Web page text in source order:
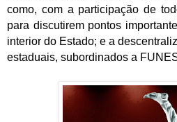
como, com a participação de
para discutirem pontos
interior do Estado; e a
estaduais, subordinados a